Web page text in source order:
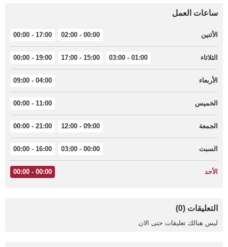
ساعات العمل
الأثنين 00:00 - 02:00
17:00 - 00:00
الثلاثاء 01:00 - 03:00
15:00 - 17:00
19:00 - 00:00
الأربعاء 04:00 - 09:00
الخميس 11:00 - 00:00
الجمعة 09:00 - 12:00
21:00 - 00:00
السبت 00:00 - 03:00
16:00 - 00:00
الأحد 00:00 - 00:00
التعليقات (0)
ليس هنالك تعليقات حتى الان